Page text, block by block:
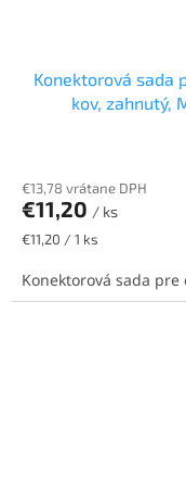
Konektorová sada
kov, zahnutý,
€13,78 vrátane DPH
€11,20 / ks
Jednotková
€11,20 / 1 ks
Konektorová sada